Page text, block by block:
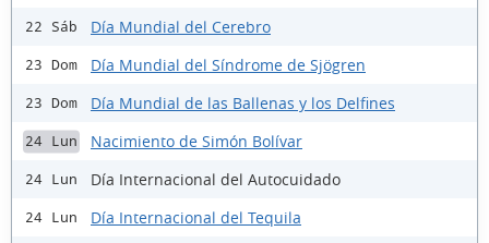
22 Sáb Día Mundial del Cerebro
23 Dom Día Mundial del Síndrome de Sjögren
23 Dom Día Mundial de las Ballenas y los Delfines
24 Lun Nacimiento de Simón Bolívar
24 Lun Día Internacional del Autocuidado
24 Lun Día Internacional del Tequila